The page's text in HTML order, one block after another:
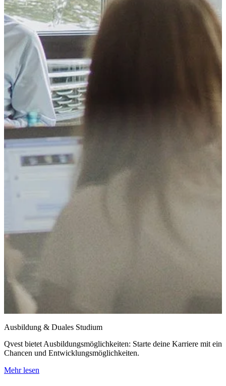
Ausbildung & Duales Studium
Qvest bietet Ausbildungsmöglichkeiten: Starte deine Karriere mit
Chancen und Entwicklungsmöglichkeiten.
Mehr lesen